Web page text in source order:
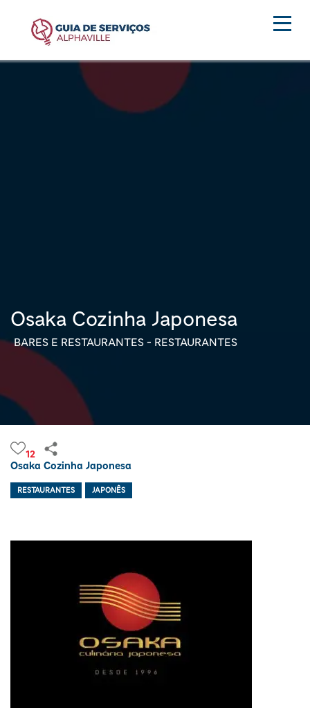
Osaka Cozinha Japonesa
BARES E RESTAURANTES - RESTAURANTES
12
Osaka Cozinha Japonesa
RESTAURANTES JAPONÊS